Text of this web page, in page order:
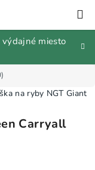
miesto
na ryby NGT Giant
Carryall